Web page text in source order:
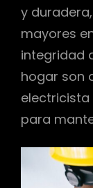
y
mayores
integridad
hogar son
para